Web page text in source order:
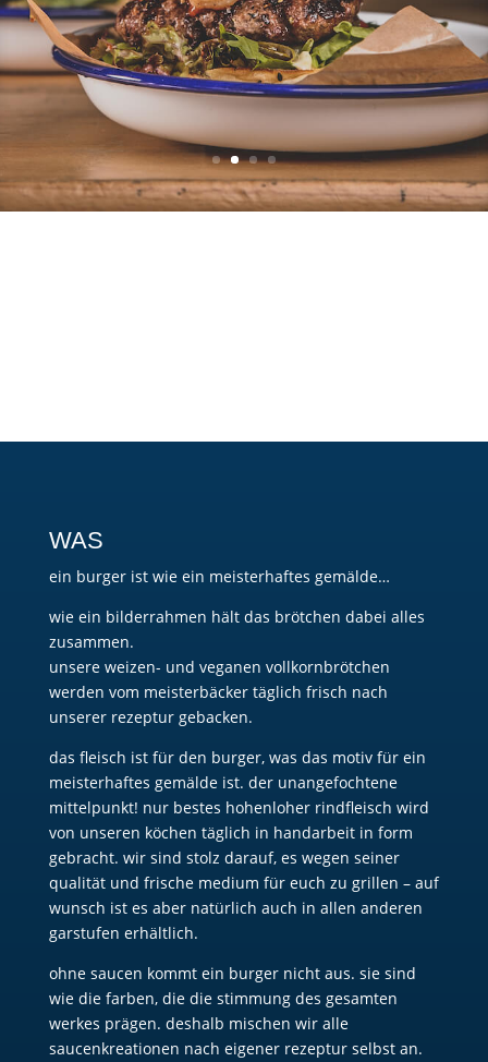
WAS
ein burger ist wie ein meisterhaftes gemälde…
wie ein bilderrahmen hält das brötchen dabei alles
zusammen.
unsere weizen- und veganen vollkornbrötchen
werden vom meisterbäcker täglich frisch nach
unserer rezeptur gebacken.
das fleisch ist für den burger, was das motiv für ein
meisterhaftes gemälde ist. der unangefochtene
mittelpunkt! nur bestes hohenloher rindfleisch wird
von unseren köchen täglich in handarbeit in form
gebracht. wir sind stolz darauf, es wegen seiner
qualität und frische medium für euch zu grillen – auf
wunsch ist es aber natürlich auch in allen anderen
garstufen erhältlich.
ohne saucen kommt ein burger nicht aus. sie sind
wie die farben, die die stimmung des gesamten
werkes prägen. deshalb mischen wir alle
saucenkreationen nach eigener rezeptur selbst an.